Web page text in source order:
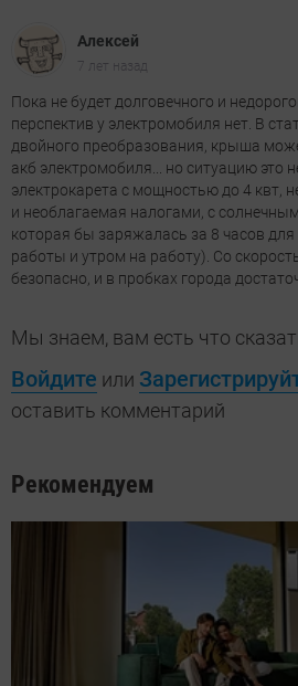
Алексей
7 лет назад
Пока не будет долговечного и
перспектив у электромобиля нет. В
двойного преобразования, крыша
акб электромобиля... но ситуацию это
электрокарета с мощностью до 4 квт,
и необлагаемая налогами, с
которая бы заряжалась за 8 часов для
работы и утром на работу). Со
безопасно, и в пробках города
Мы знаем, вам есть что
Войдите или
оставить комментарий
Рекомендуем